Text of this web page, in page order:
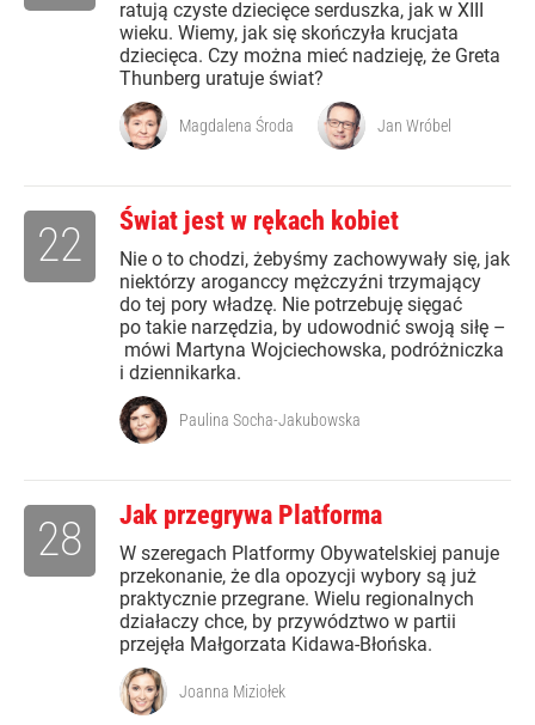
ratują czyste dziecięce serduszka, jak w XIII
wieku. Wiemy, jak się skończyła krucjata
dziecięca. Czy można mieć nadzieję, że Greta
Thunberg uratuje świat?
Magdalena Środa Jan Wróbel
Świat jest w rękach kobiet
Nie o to chodzi, żebyśmy zachowywały się, jak
niektórzy aroganccy mężczyźni trzymający
do tej pory władzę. Nie potrzebuję sięgać
po takie narzędzia, by udowodnić swoją siłę –
mówi Martyna Wojciechowska, podróżniczka
i dziennikarka.
22
Paulina Socha-Jakubowska
Jak przegrywa Platforma
W szeregach Platformy Obywatelskiej panuje
przekonanie, że dla opozycji wybory są już
praktycznie przegrane. Wielu regionalnych
działaczy chce, by przywództwo w partii
przejęła Małgorzata Kidawa-Błońska.
28
Joanna Miziołek